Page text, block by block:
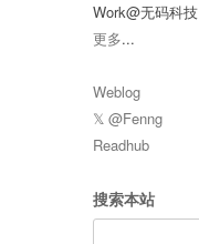
Work@无码科技
更多...
Weblog
𝕏 @Fenng
Readhub
搜索本站